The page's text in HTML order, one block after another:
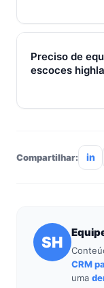
Métricas de
Preciso de
escoces
Compartilhar: in
SH
CRM
uma